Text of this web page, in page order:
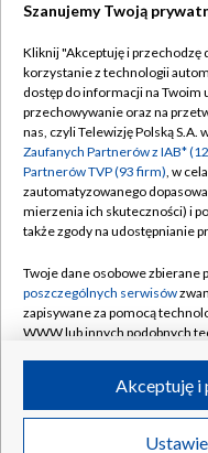
Abonament TVP
Emisja w TVP
Centrum informacji
Naziemna Telewizja
Rada Programowa
System NOS
Informacje o nadawcy
Program dla prasy
©2026
Szanujemy Twoją
Kliknij "Akceptuję i przechodzę
korzystanie z technologii
dostęp do informacji na
przechowywanie oraz na
nas, czyli Telewizję Polską S.A.
Zaufanych Partnerów z IAB*
Partnerów TVP (93 firm), w
zautomatyzowanego
mierzenia ich skuteczności) i
także zgody na udostępnianie
Twoje dane osobowe zbierane
poszczególnych serwisów
zapisywane za pomocą
WWW lub innych podobnych
ruchu w Internecie.
Twoje dane osobowe zbierane
Akceptuję i